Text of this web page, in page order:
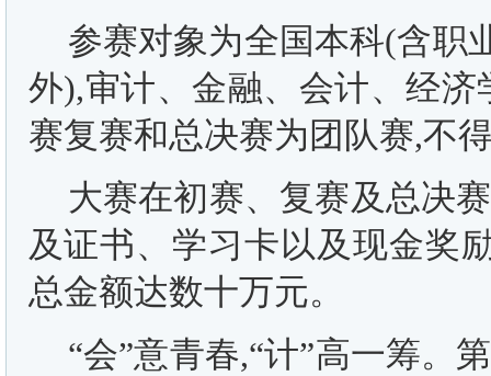
参赛对象为全国本科(含职
外),审计、金融、会计、经
赛复赛和总决赛为团队赛,不
大赛在初赛、复赛及总决
及证书、学习卡以及现金奖
总金额达数十万元。
“会”意青春,“计”高一筹。